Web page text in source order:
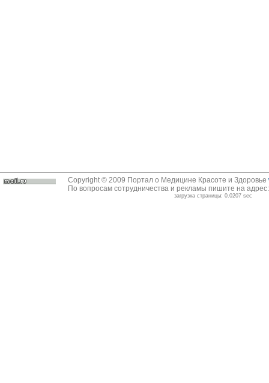
Copyright © 2009 Портал о Медицине Красоте и Здоровье
По вопросам сотрудничества и рекламы пишите на
загрузка страницы: 0.0207 sec